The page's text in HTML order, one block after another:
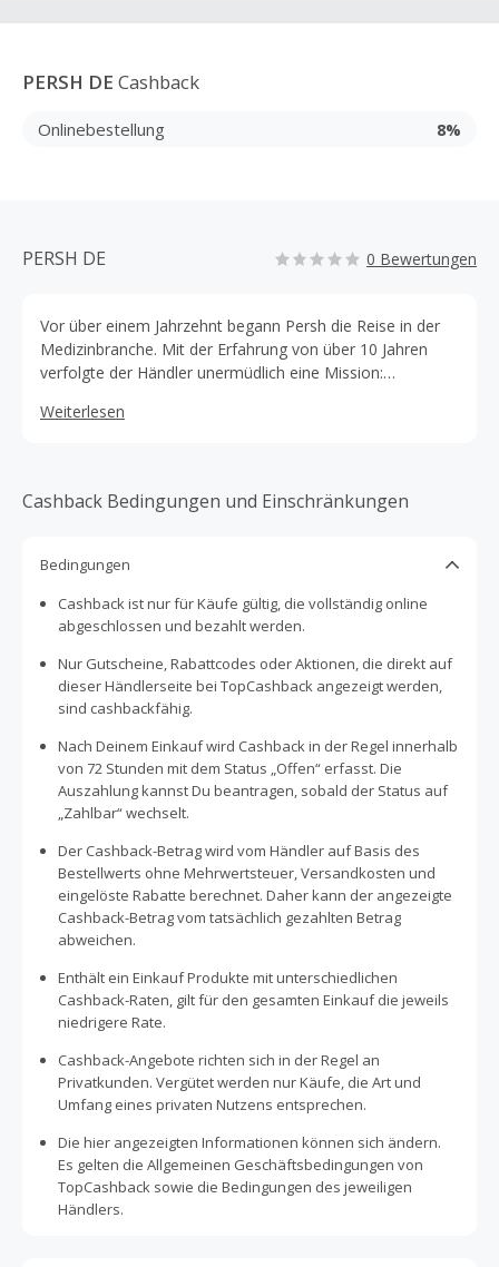
PERSH DE Cashback
Onlinebestellung 8%
PERSH DE 0 Bewertungen
Vor über einem Jahrzehnt begann Persh die Reise in der
Medizinbranche. Mit der Erfahrung von über 10 Jahren
verfolgte der Händler unermüdlich eine Mission:
sind, sondern auch das Wohl Deiner Haut und Deines
Weiterlesen
Cashback Bedingungen und Einschränkungen
Bedingungen
Cashback ist nur für Käufe gültig, die vollständig online
abgeschlossen und bezahlt werden.
Nur Gutscheine, Rabattcodes oder Aktionen, die direkt auf
dieser Händlerseite bei TopCashback angezeigt werden,
sind cashbackfähig.
Nach Deinem Einkauf wird Cashback in der Regel innerhalb
von 72 Stunden mit dem Status „Offen“ erfasst. Die
Auszahlung kannst Du beantragen, sobald der Status auf
„Zahlbar“ wechselt.
Der Cashback-Betrag wird vom Händler auf Basis des
Bestellwerts ohne Mehrwertsteuer, Versandkosten und
eingelöste Rabatte berechnet. Daher kann der angezeigte
Cashback-Betrag vom tatsächlich gezahlten Betrag
abweichen.
Enthält ein Einkauf Produkte mit unterschiedlichen
Cashback-Raten, gilt für den gesamten Einkauf die jeweils
niedrigere Rate.
Cashback-Angebote richten sich in der Regel an
Privatkunden. Vergütet werden nur Käufe, die Art und
Umfang eines privaten Nutzens entsprechen.
Die hier angezeigten Informationen können sich ändern.
Es gelten die Allgemeinen Geschäftsbedingungen von
TopCashback sowie die Bedingungen des jeweiligen
Händlers.